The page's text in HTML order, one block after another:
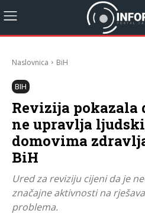
Naslovnica BiH
BIH
Revizija pokazala
ne upravlja
domovima
BiH
Ured za reviziju cijeni da je
značajne aktivnosti na
problema.